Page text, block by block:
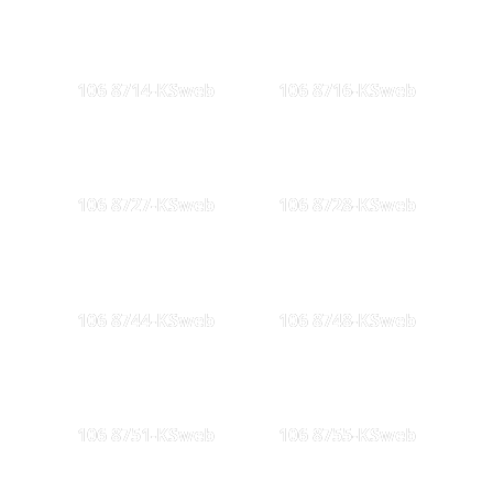
106 8714-KSweb 106 8716-KSweb
106 8727-KSweb 106 8728-KSweb
106 8744-KSweb 106 8748-KSweb
106 8751-KSweb 106 8755-KSweb